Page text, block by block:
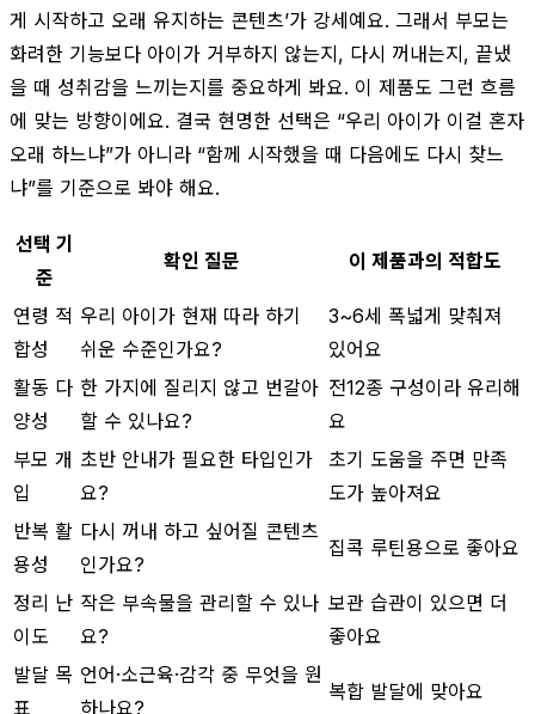
게 시작하고 오래 유지하는 콘텐츠’가 강세예요. 그래서 부모는
화려한 기능보다 아이가 거부하지 않는지, 다시 꺼내는지, 끝냈
을 때 성취감을 느끼는지를 중요하게 봐요. 이 제품도 그런 흐름
에 맞는 방향이에요. 결국 현명한 선택은 “우리 아이가 이걸 혼자
오래 하느냐”가 아니라 “함께 시작했을 때 다음에도 다시 찾느
냐”를 기준으로 봐야 해요.
선택 기
준
확인 질문 이 제품과의 적합도
연령 적
합성
우리 아이가 현재 따라 하기
쉬운 수준인가요?
3~6세 폭넓게 맞춰져
있어요
활동 다
양성
한 가지에 질리지 않고 번갈아
할 수 있나요?
전12종 구성이라 유리해
요
부모 개
입
초반 안내가 필요한 타입인가
요?
초기 도움을 주면 만족
도가 높아져요
반복 활
용성
다시 꺼내 하고 싶어질 콘텐츠
인가요?
집콕 루틴용으로 좋아요
정리 난
이도
작은 부속물을 관리할 수 있나
요?
보관 습관이 있으면 더
좋아요
발달 목
표
언어·소근육·감각 중 무엇을 원
하나요?
복합 발달에 맞아요